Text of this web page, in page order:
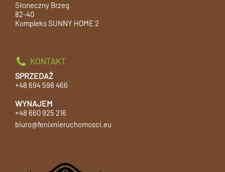
Słoneczny Brzeg
82-40
Kompleks SUNNY HOME 2
KONTAKT
SPRZEDAŻ
+48 694 598 466
WYNAJEM
+48 660 925 216
biuro@fenixnieruchomosci.eu